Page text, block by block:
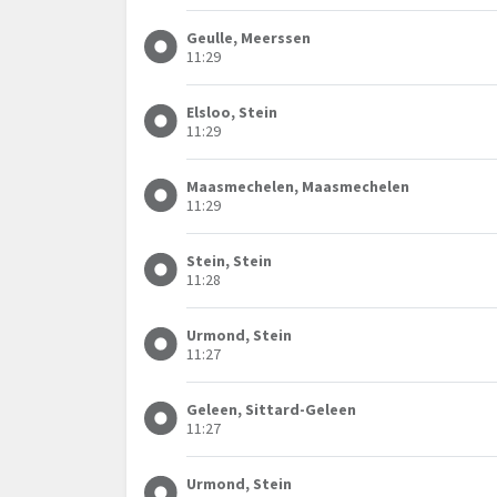
Geulle, Meerssen
11:29
Elsloo, Stein
11:29
Maasmechelen, Maasmechelen
11:29
Stein, Stein
11:28
Urmond, Stein
11:27
Geleen, Sittard-Geleen
11:27
Urmond, Stein